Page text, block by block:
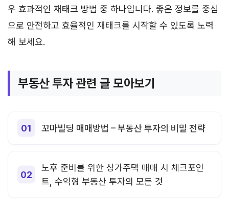
우 효과적인 재태크 방법 중 하나입니다. 좋은 정보를 중심
으로 안전하고 효율적인 재태크를 시작할 수 있도록 노력
해 보세요.
부동산 투자 관련 글 모아보기
꼬마빌딩 매매방법 – 부동산 투자의 비밀 전략
노후 준비를 위한 상가주택 매매 시 체크포인
트, 수익형 부동산 투자의 모든 것